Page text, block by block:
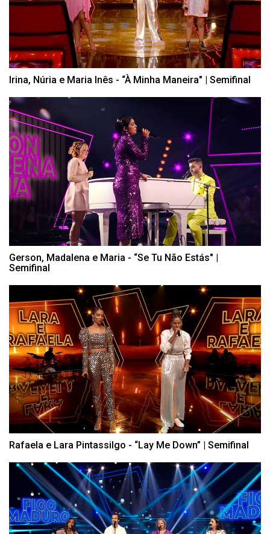
Irina, Núria e Maria Inês - “À Minha Maneira" | Semifinal
Gerson, Madalena e Maria - “Se Tu Não Estás" |
Semifinal
Rafaela e Lara Pintassilgo - “Lay Me Down” | Semifinal